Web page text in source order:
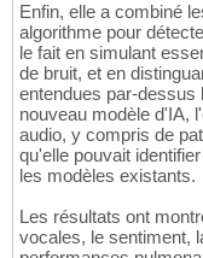
Enfin, elle a combiné
algorithme pour
le fait en simulant
de bruit, et en
entendues par-dessus
nouveau modèle d'IA,
audio, y compris de
qu'elle pouvait
les modèles existants.
Les résultats ont
vocales, le sentiment,